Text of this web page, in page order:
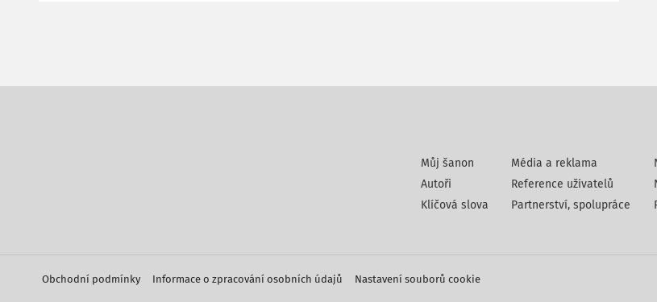
Můj šanon
Autoři
Klíčová slova
Média a reklama
Reference uživatelů
Partnerství, spolupráce
Obchodní podmínky Informace o zpracování osobních údajů Nastavení souborů cookie